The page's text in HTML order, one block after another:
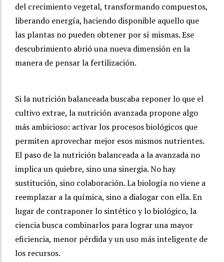
del crecimiento vegetal, transformando compuestos,
liberando energía, haciendo disponible aquello que
las plantas no pueden obtener por sí mismas. Ese
descubrimiento abrió una nueva dimensión en la
manera de pensar la fertilización.
Si la nutrición balanceada buscaba reponer lo que el
cultivo extrae, la nutrición avanzada propone algo
más ambicioso: activar los procesos biológicos que
permiten aprovechar mejor esos mismos nutrientes.
El paso de la nutrición balanceada a la avanzada no
implica un quiebre, sino una sinergia. No hay
sustitución, sino colaboración. La biología no viene a
reemplazar a la química, sino a dialogar con ella. En
lugar de contraponer lo sintético y lo biológico, la
ciencia busca combinarlos para lograr una mayor
eficiencia, menor pérdida y un uso más inteligente de
los recursos.